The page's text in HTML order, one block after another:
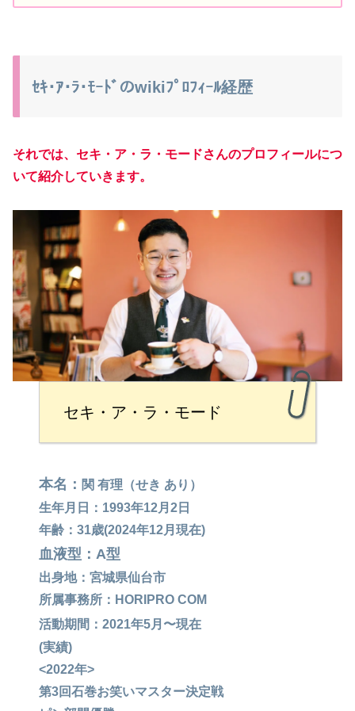
ｾｷ･ｱ･ﾗ･ﾓｰﾄﾞのwikiﾌﾟﾛﾌｨｰﾙ経歴
それでは、セキ・ア・ラ・モードさんのプロフィールにつ
いて紹介していきます。
セキ・ア・ラ・モード
本名： 関 有理（せき あり）
生年月日：1993年12月2日
年齢：31歳(2024年12月現在)
血液型：A型
出身地：宮城県仙台市
所属事務所：HORIPRO COM
活動期間：2021年5月〜現在
(実績)
<2022年>
第3回石巻お笑いマスター決定戦